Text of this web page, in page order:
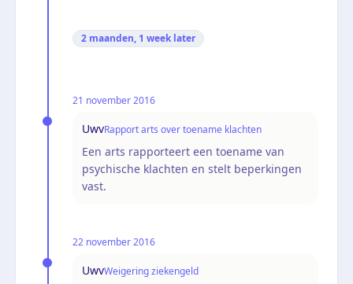
2 maanden, 1 week later
21 november 2016
UwvRapport arts over toename klachten
Een arts rapporteert een toename van
psychische klachten en stelt beperkingen
vast.
22 november 2016
UwvWeigering ziekengeld